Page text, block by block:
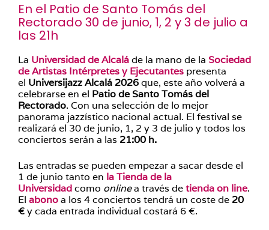
En el Patio de Santo Tomás del
Rectorado 30 de junio, 1, 2 y 3 de julio a
las 21h
La Universidad de Alcaláde la mano de la Sociedad
de Artistas Intérpretes y Ejecutantes presenta
el Universijazz Alcalá 2026que, este año volverá a
celebrarse en el Patio de Santo Tomás del
Rectorado. Con una selección de lo mejor
panorama jazzístico nacional actual. El festival se
realizará el 30 de junio, 1, 2 y 3 de julio y todos los
conciertos serán a las 21:00 h.
Las entradas se pueden empezar a sacar desde el
1 de junio tanto en la Tienda de la
Universidadcomo onlinea través detienda on line.
El abonoa los 4 conciertos tendrá un coste de 20
€y cada entrada individual costará 6 €.